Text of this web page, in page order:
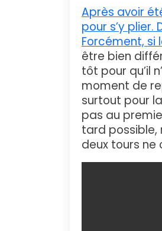
Après avoir
pour s’y
Forcément, si
être bien
tôt pour qu’il
moment de
surtout pour
pas au
tard possible,
deux tours